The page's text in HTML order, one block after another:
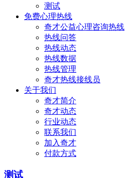
测试
免费心理热线
奇才公益心理咨询热线
热线问答
热线动态
热线数据
热线管理
奇才热线接线员
关于我们
奇才简介
奇才动态
行业动态
联系我们
加入奇才
付款方式
测试